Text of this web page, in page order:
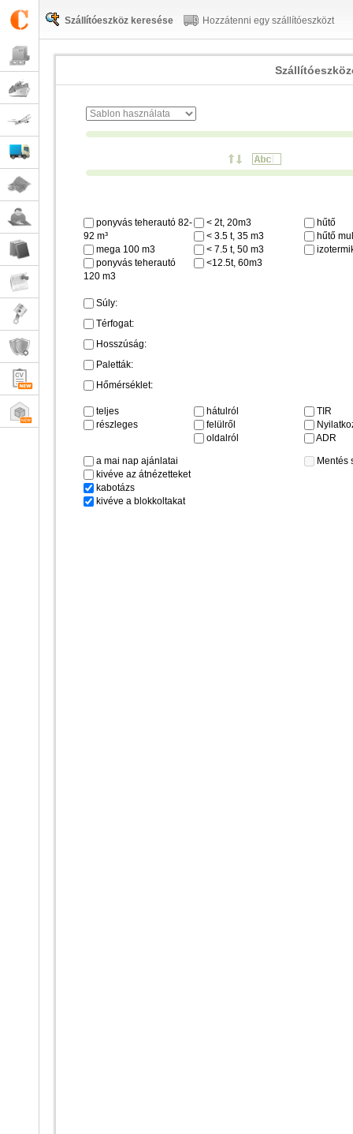
Szállítóeszköz keresése Hozzátenni egy szállítóeszközt
ponyvás teherautó 82-
92 m³
mega 100 m3
ponyvás teherautó
120 m3
< 2t, 20m3
< 3.5 t, 35 m3
< 7.5 t, 50 m3
<12.5t, 60m3
hűtő
hűtő
Súly:
Térfogat:
Hosszúság:
Paletták:
Hőmérséklet:
teljes
részleges
hátulról
felülről
oldalról
TIR
ADR
a mai nap ajánlatai
kivéve az átnézetteket
kabotázs
kivéve a blokkoltakat
Mentés